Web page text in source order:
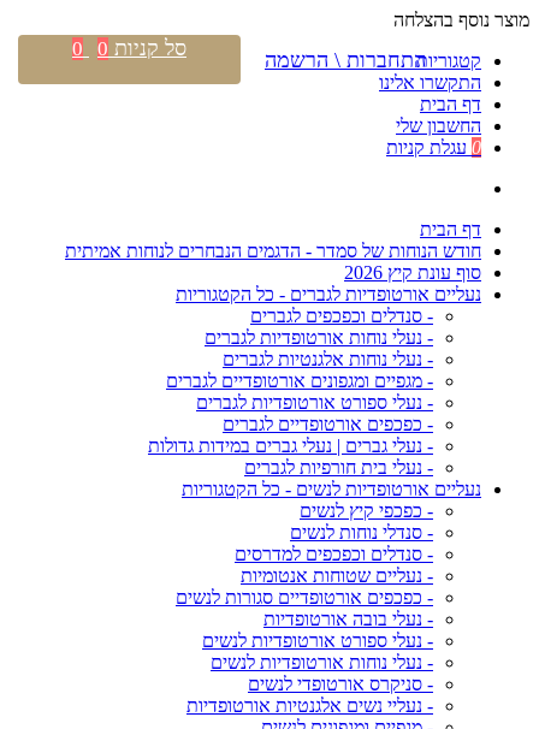
מוצר נוסף בהצלחה
קטגוריות
התקשרו אלינו
דף הבית
החשבון שלי
0 עגלת קניות
דף הבית
חודש הנוחות של סמדר - הדגמים הנבחרים לנוחות אמיתית
סוף עונת קיץ 2026
נעליים אורטופדיות לגברים - כל הקטגוריות
- סנדלים וכפכפים לגברים
- נעלי נוחות אורטופדיות לגברים
- נעלי נוחות אלגנטיות לגברים
- מגפיים ומגפונים אורטופדיים לגברים
- נעלי ספורט אורטופדיות לגברים
- כפכפים אורטופדיים לגברים
- נעלי גברים | נעלי גברים במידות גדולות
- נעלי בית חורפיות לגברים
נעליים אורטופדיות לנשים - כל הקטגוריות
- כפכפי קיץ לנשים
- סנדלי נוחות לנשים
- סנדלים וכפכפים למדרסים
- נעליים שטוחות אנטומיות
- כפכפים אורטופדיים סגורות לנשים
- נעלי בובה אורטופדיות
- נעלי ספורט אורטופדיות לנשים
- נעלי נוחות אורטופדיות לנשים
- סניקרס אורטופדי לנשים
- נעליי נשים אלגנטיות אורטופדיות
התחברות \ הרשמה סל קניות 0
0